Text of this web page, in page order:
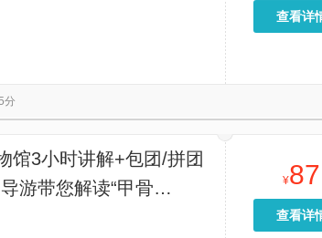
拼团场次可选】
查看详
分
馆3小时讲解+包团/拼团
游带您解读“甲骨
“加密”信息。】
¥87
查看详